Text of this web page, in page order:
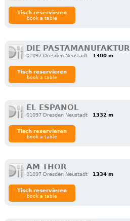
Tisch reservieren
book a table
DIE PASTAMANUFAKTUR
01097 Dresden Neustadt 1300 m
Tisch reservieren
book a table
EL ESPANOL
01097 Dresden Neustadt 1332 m
Tisch reservieren
book a table
AM THOR
01097 Dresden Neustadt 1334 m
Tisch reservieren
book a table